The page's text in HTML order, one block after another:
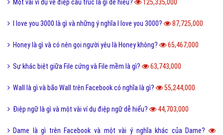
Một vài ví dụ về điệp cấu trúc là gì dễ hiểu? 125,335,000
I love you 3000 là gì và những ý nghĩa I love you 3000? 87,725,000
Honey là gì và có nên gọi người yêu là Honey không? 65,467,000
Sự khác biệt giữa File cứng và File mềm là gì? 63,743,000
Wall là gì và bão Wall trên Facebook có nghĩa là gì? 55,244,000
Điệp ngữ là gì và một vài ví dụ điệp ngữ dễ hiểu? 44,703,000
Dame là gì trên Facebook và một vài ý nghĩa khác của Dame?